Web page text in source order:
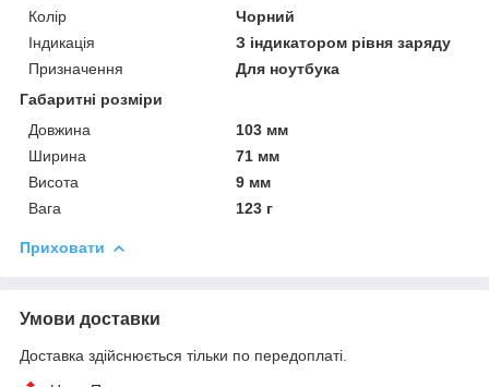
Колір
Чорний
Індикація
З індикатором рівня заряду
Призначення
Для ноутбука
Габаритні розміри
Довжина
103 мм
Ширина
71 мм
Висота
9 мм
Вага
123 г
Приховати
Умови доставки
Доставка здійснюється тільки по передоплаті.